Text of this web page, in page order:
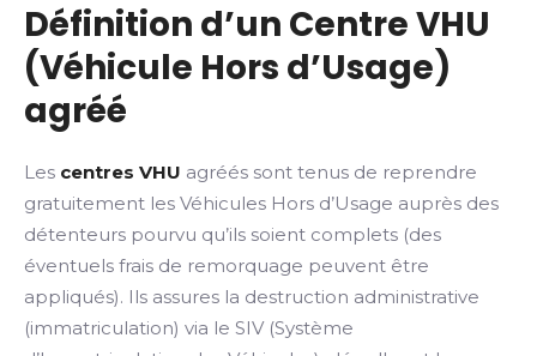
Définition d’un Centre VHU
(Véhicule Hors d’Usage)
agréé
Les centres VHU agréés sont tenus de reprendre
gratuitement les Véhicules Hors d’Usage auprès des
détenteurs pourvu qu’ils soient complets (des
éventuels frais de remorquage peuvent être
appliqués). Ils assures la destruction administrative
(immatriculation) via le SIV (Système